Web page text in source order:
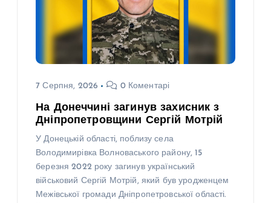
7 Серпня, 2026 0 Коментарі
На Донеччині загинув захисник з
Дніпропетровщини Сергій Мотрій
У Донецькій області, поблизу села
Володимирівка Волноваського району, 15
березня 2022 року загинув український
військовий Сергій Мотрій, який був уродженцем
Межівської громади Дніпропетровської області.